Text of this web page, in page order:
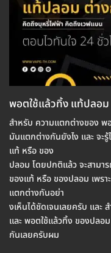
พอตใช้แล้วทิ้ง แท้ปลอม
สำหรับ ความแตกต่างของ พ
มันแตกต่างกันยังไง และ จะ
แท้ หรือ ของ
ปลอม โดยปกติแล้ว จะสามา
ของแท้ หรือ ของปลอม เพร
แตกต่างกันอย่า
งเห็นได้ชัดเจนเลยครับ และ
และ พอตใช้แล้วทิ้ง ของปลอ
กันเลยครับผม